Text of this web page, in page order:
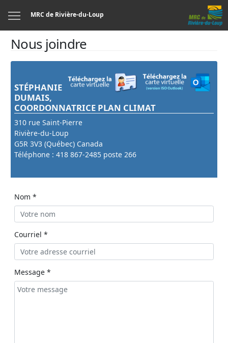
MRC de Rivière-du-Loup
Nous joindre
STÉPHANIE
DUMAIS,
COORDONNATRICE PLAN CLIMAT
310 rue Saint-Pierre
Rivière-du-Loup
G5R 3V3 (Québec) Canada
Téléphone : 418 867-2485 poste 266
Nom *
Courriel *
Message *